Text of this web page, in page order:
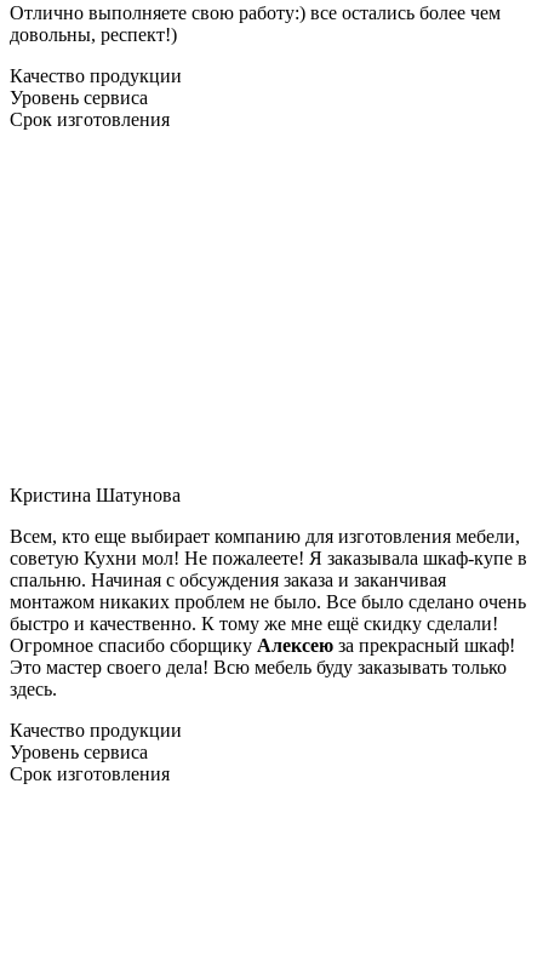
Отлично выполняете свою работу:) все остались более чем
довольны, респект!)
Качество продукции
Уровень сервиса
Срок изготовления
Кристина Шатунова
Всем, кто еще выбирает компанию для изготовления мебели,
советую Кухни мол! Не пожалеете! Я заказывала шкаф-купе в
спальню. Начиная с обсуждения заказа и заканчивая
монтажом никаких проблем не было. Все было сделано очень
быстро и качественно. К тому же мне ещё скидку сделали!
Огромное спасибо сборщику Алексею за прекрасный шкаф!
Это мастер своего дела! Всю мебель буду заказывать только
здесь.
Качество продукции
Уровень сервиса
Срок изготовления